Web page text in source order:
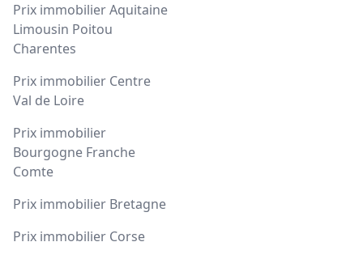
Prix immobilier Aquitaine
Limousin Poitou
Charentes
Prix immobilier Centre
Val de Loire
Prix immobilier
Bourgogne Franche
Comte
Prix immobilier Bretagne
Prix immobilier Corse